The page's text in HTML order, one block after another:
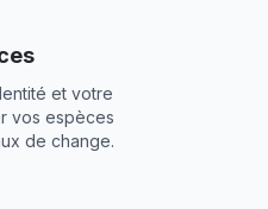
et votre
vos espèces
de change.